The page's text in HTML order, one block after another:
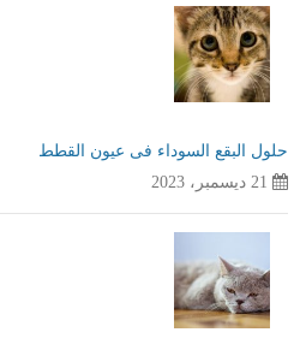
حلول البقع السوداء فى عيون القطط
21 ديسمبر، 2023